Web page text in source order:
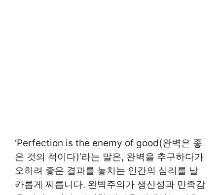
‘Perfection is the enemy of good(완벽은 좋
은 것의 적이다)’라는 말은, 완벽을 추구하다가
오히려 좋은 결과를 놓치는 인간의 심리를 날
카롭게 찌릅니다. 완벽주의가 생산성과 만족감